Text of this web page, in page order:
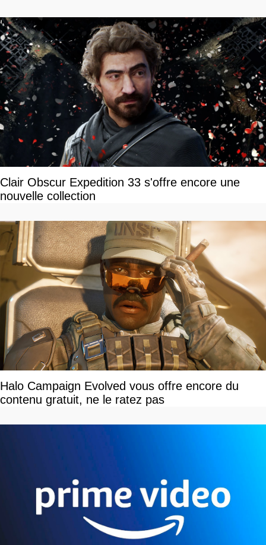
Clair Obscur Expedition 33 s'offre encore une
nouvelle collection
Halo Campaign Evolved vous offre encore du
contenu gratuit, ne le ratez pas